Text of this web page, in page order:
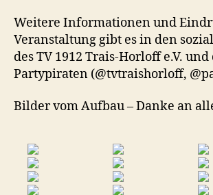
Weitere Informationen und
Veranstaltung gibt es in den
des TV 1912 Trais-Horloff e.V. und
Partypiraten (@tvtraishorloff,
Bilder vom Aufbau – Danke an